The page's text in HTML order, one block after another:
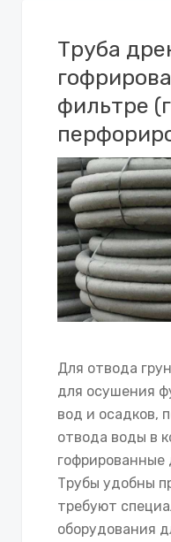
Труба
фильтре
Для отвода
для осушения
вод и осадков,
отвода воды в
Трубы удобны
требуют
оборудования